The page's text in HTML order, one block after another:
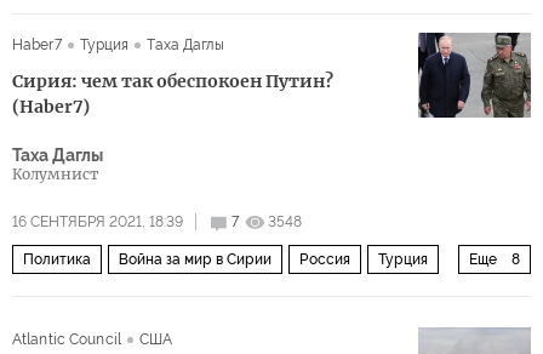
Haber7 Турция Таха Даглы
Сирия: чем так обеспокоен Путин?
(Haber7)
Таха Даглы
Колумнист
16 СЕНТЯБРЯ 2021, 18:39 7 3548
Еще 8
Политика Война за мир в Сирии Россия Турция
Владимир Путин Башар Асад
Atlantic Council США